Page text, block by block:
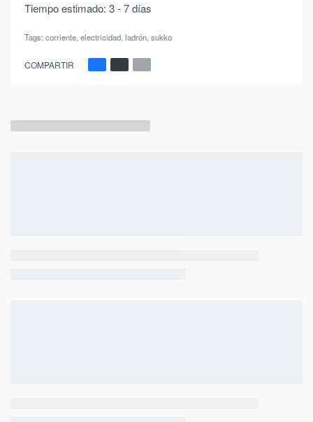
Tiempo estimado: 3 - 7 días
Tags: corriente, electricidad, ladrón, sukko
COMPARTIR